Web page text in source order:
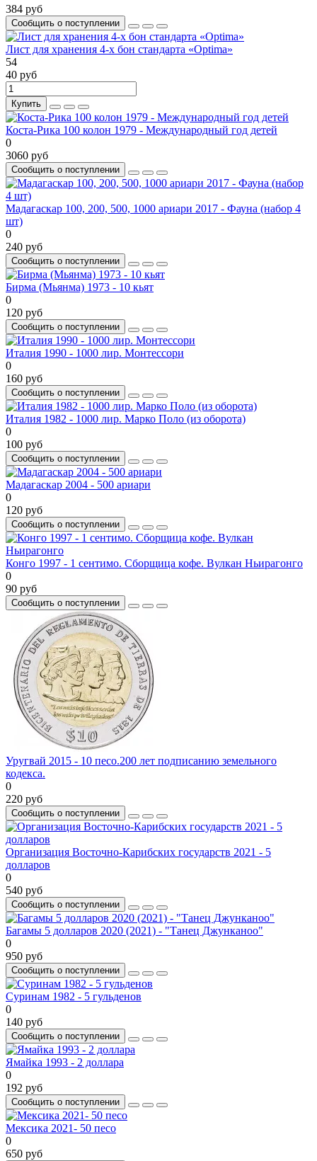
384 руб
Сообщить о поступлении
Лист для хранения 4-х бон стандарта «Optima»
54
40 руб
Купить
Коста-Рика 100 колон 1979 - Международный год детей
0
3060 руб
Сообщить о поступлении
Мадагаскар 100, 200, 500, 1000 ариари 2017 - Фауна (набор 4
шт)
0
240 руб
Сообщить о поступлении
Бирма (Мьянма) 1973 - 10 кьят
0
120 руб
Сообщить о поступлении
Италия 1990 - 1000 лир. Монтессори
0
160 руб
Сообщить о поступлении
Италия 1982 - 1000 лир. Марко Поло (из оборота)
0
100 руб
Сообщить о поступлении
Мадагаскар 2004 - 500 ариари
0
120 руб
Сообщить о поступлении
Конго 1997 - 1 сентимо. Сборщица кофе. Вулкан Ньирагонго
0
90 руб
Сообщить о поступлении
Уругвай 2015 - 10 песо.200 лет подписанию земельного
кодекса.
0
220 руб
Сообщить о поступлении
Организация Восточно-Карибских государств 2021 - 5
долларов
0
540 руб
Сообщить о поступлении
Багамы 5 долларов 2020 (2021) - "Танец Джунканоо"
0
950 руб
Сообщить о поступлении
Суринам 1982 - 5 гульденов
0
140 руб
Сообщить о поступлении
Ямайка 1993 - 2 доллара
0
192 руб
Сообщить о поступлении
Мексика 2021- 50 песо
0
650 руб